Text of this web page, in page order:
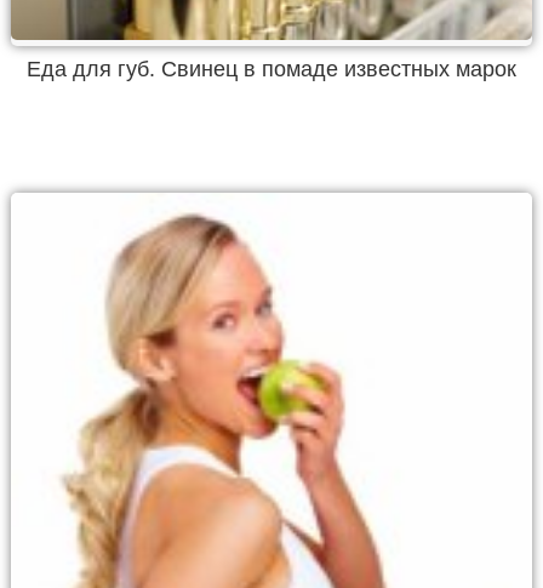
Еда для губ. Свинец в помаде известных марок